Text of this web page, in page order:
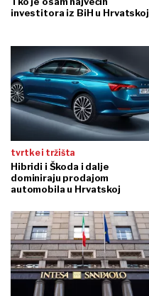
investitora iz BiH u Hrvatskoj
tvrtke i tržišta
Hibridi i Škoda i dalje
dominiraju prodajom
automobila u Hrvatskoj